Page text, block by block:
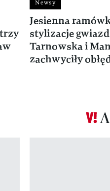
Newsy
Jesienna
stylizacje
Tarnowska i
zachwyciły